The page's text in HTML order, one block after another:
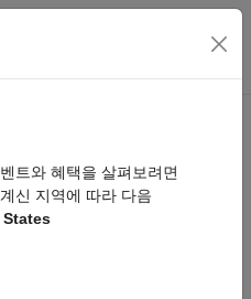
뉴 토글
사용
연결하고, 직렬 포트에 연결된
트와 혜택을 살펴보려면
신 지역에 따라 다음